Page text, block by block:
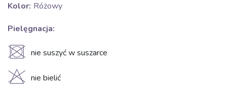
Kolor: Różowy
Pielęgnacja:
U nie suszyć w suszarce
H nie bielić